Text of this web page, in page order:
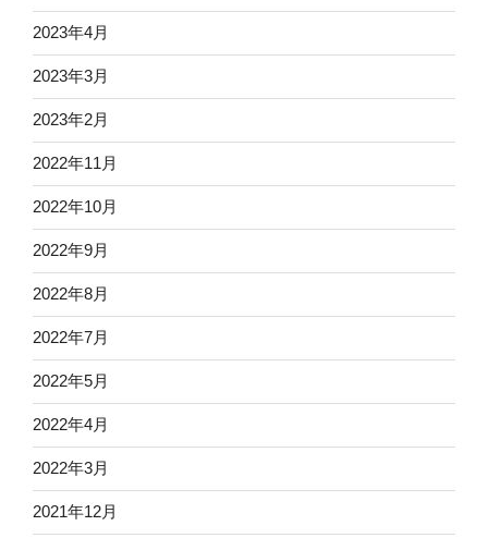
2023年4月
2023年3月
2023年2月
2022年11月
2022年10月
2022年9月
2022年8月
2022年7月
2022年5月
2022年4月
2022年3月
2021年12月